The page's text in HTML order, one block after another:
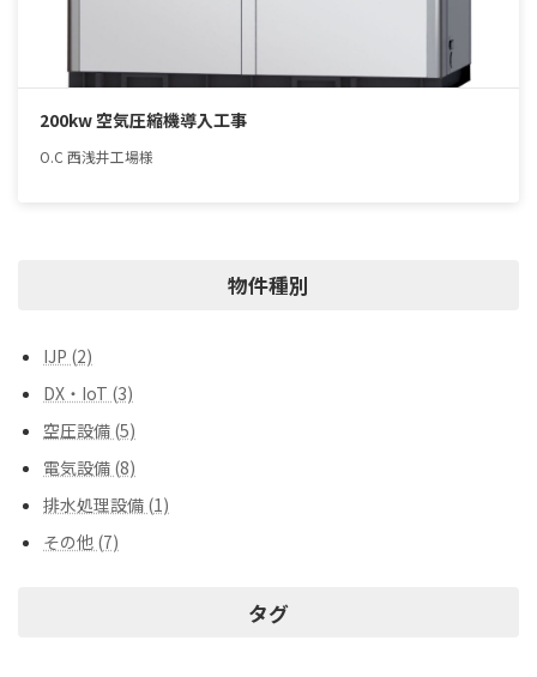
200kw 空気圧縮機導入工事
O.C 西浅井工場様
物件種別
IJP (2)
DX・IoT (3)
空圧設備 (5)
電気設備 (8)
排水処理設備 (1)
その他 (7)
タグ